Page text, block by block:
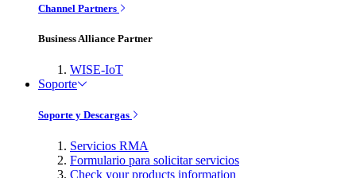
Channel Partners
Business Alliance Partner
WISE-IoT
Soporte
Soporte y Descargas
Servicios RMA
Formulario para solicitar servicios
Check your products information